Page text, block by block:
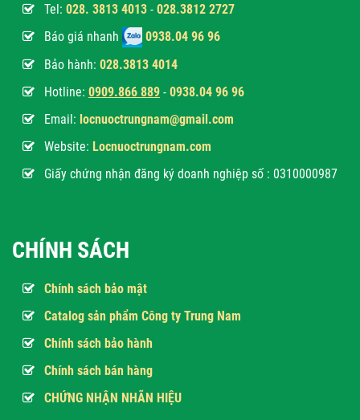
Tel: 028. 3813 4013 - 028.3812 2727
Báo giá nhanh
0938.04 96 96
Bảo hành: 028.3813 4014
Hotline: 0909.866 889 - 0938.04 96 96
Email: locnuoctrungnam@gmail.com
Website: Locnuoctrungnam.com
Giấy chứng nhận đăng ký doanh nghiệp số : 0310000987
CHÍNH SÁCH
Chính sách bảo mật
Catalog sản phẩm Công ty Trung Nam
Chính sách bảo hành
Chính sách bán hàng
CHỨNG NHẬN NHÃN HIỆU